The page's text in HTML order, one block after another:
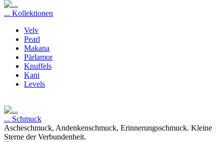
... Kollektionen
Velv
Pearl
Makana
Pärlamor
Knuffels
Kani
Levels
... Schmuck
Ascheschmuck, Andenkenschmuck, Erinnerungsschmuck. Kleine
Sterne der Verbundenheit.